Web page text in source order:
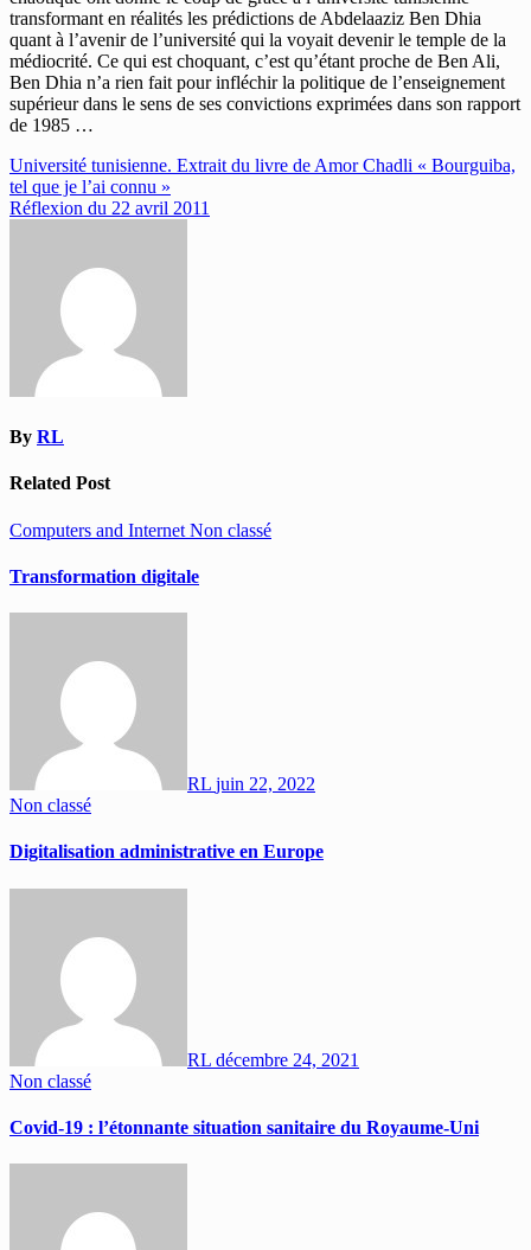
transformant en réalités les prédictions de Abdelaaziz Ben Dhia
quant à l’avenir de l’université qui la voyait devenir le temple de la
médiocrité. Ce qui est choquant, c’est qu’étant proche de Ben Ali,
Ben Dhia n’a rien fait pour infléchir la politique de l’enseignement
supérieur dans le sens de ses convictions exprimées dans son rapport
de 1985 …
Navigation
de
Université tunisienne. Extrait du livre de Amor Chadli « Bourguiba,
tel que je l’ai connu »
Réflexion du 22 avril 2011
By RL
Related Post
Computers and Internet Non classé
Transformation digitale
RL juin 22, 2022
Non classé
Digitalisation administrative en Europe
RL décembre 24, 2021
Non classé
Covid-19 : l’étonnante situation sanitaire du Royaume-Uni